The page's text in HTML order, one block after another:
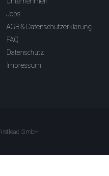
Jobs
AGB & Datenschutzerklärung
FAQ
Datenschutz
Impressum
GmbH